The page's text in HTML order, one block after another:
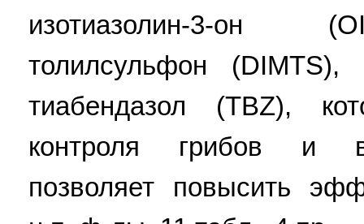
изотиазолин-3-он
толилсульфон
тиабендазол (TBZ),
контроля грибов и
позволяет повысить